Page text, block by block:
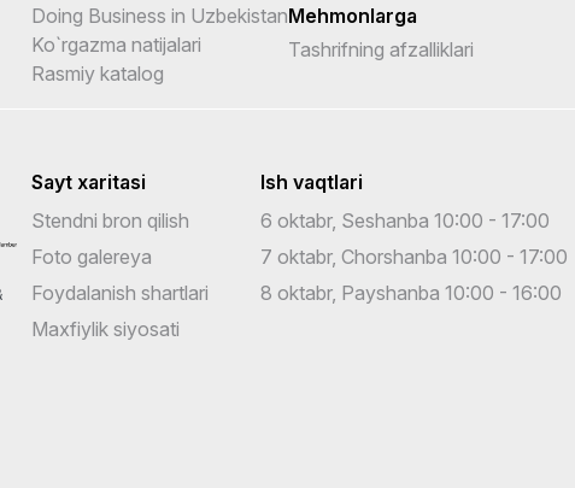
Doing Business in Uzbekistan
Ko`rgazma natijalari
Rasmiy katalog
Mehmonlarga
Tashrifning afzalliklari
Sayt xaritasi
Stendni bron qilish
Foto galereya
Foydalanish shartlari
Maxfiylik siyosati
Ish vaqtlari
6 oktabr, Seshanba 10:00 - 17:00
7 oktabr, Chorshanba 10:00 - 17:00
8 oktabr, Payshanba 10:00 - 16:00